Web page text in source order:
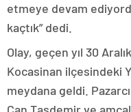
etmeye devam
kaçtık” dedi.
Olay, geçen yıl 30
Kocasinan ilçesindeki
meydana geldi.